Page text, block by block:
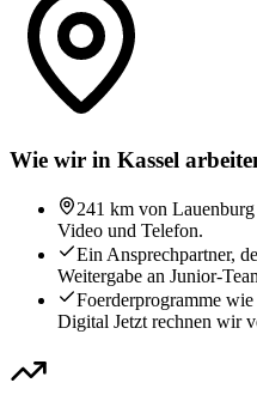
Wie wir in Kassel
241 km von
Video und Telefon.
Ein Ansprechpartner,
Weitergabe an Junior-
Foerderprogramme
Digital Jetzt rechnen wir